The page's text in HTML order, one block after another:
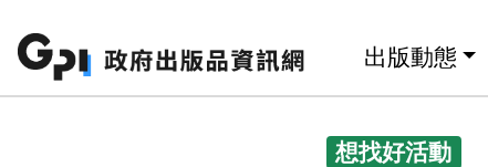
出版動態
想找好活動